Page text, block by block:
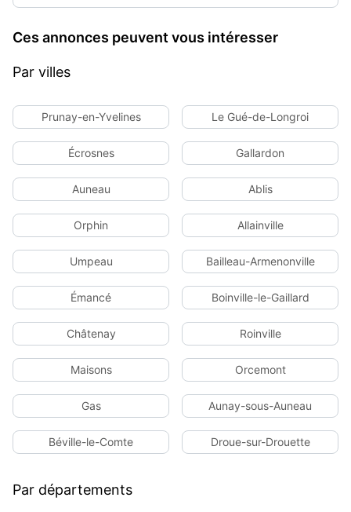
Ces annonces peuvent vous intéresser
Par villes
Prunay-en-Yvelines Le Gué-de-Longroi
Écrosnes Gallardon
Auneau Ablis
Orphin Allainville
Umpeau Bailleau-Armenonville
Émancé Boinville-le-Gaillard
Châtenay Roinville
Maisons Orcemont
Gas Aunay-sous-Auneau
Béville-le-Comte Droue-sur-Drouette
Par départements